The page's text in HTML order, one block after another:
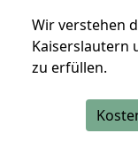
Wir verstehen
Kaiserslautern
zu erfüllen.